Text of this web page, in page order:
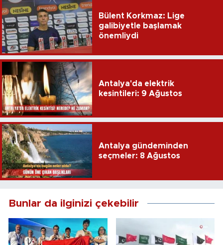
Bülent Korkmaz: Lige
galibiyetle başlamak
önemliydi
Antalya'da elektrik
kesintileri: 9 Ağustos
Antalya gündeminden
seçmeler: 8 Ağustos
Bunlar da ilginizi çekebilir